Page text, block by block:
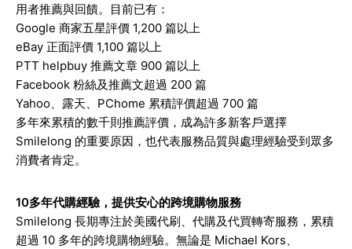
用者推薦與回饋。目前已有：
Google 商家五星評價 1,200 篇以上
eBay 正面評價 1,100 篇以上
PTT helpbuy 推薦文章 900 篇以上
Facebook 粉絲及推薦文超過 200 篇
Yahoo、露天、PChome 累積評價超過 700 篇
多年來累積的數千則推薦評價，成為許多新客戶選擇
Smilelong 的重要原因，也代表服務品質與處理經驗受到眾多
消費者肯定。
10多年代購經驗，提供安心的跨境購物服務
Smilelong 長期專注於美國代刷、代購及代買轉寄服務，累積
超過 10 多年的跨境購物經驗。無論是 Michael Kors、